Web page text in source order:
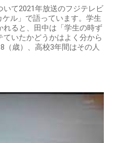
て2021年放送のフジテレビ
ル」で語っています。学生
れると、田中は「学生の時ず
いたかどうかはよく分から
（歳）、高校3年間はその人